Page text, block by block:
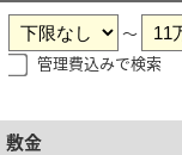
～
管理費込みで検索
敷金